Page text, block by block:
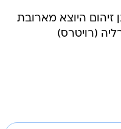
זיהום היוצא מארובת
(רויטרס)